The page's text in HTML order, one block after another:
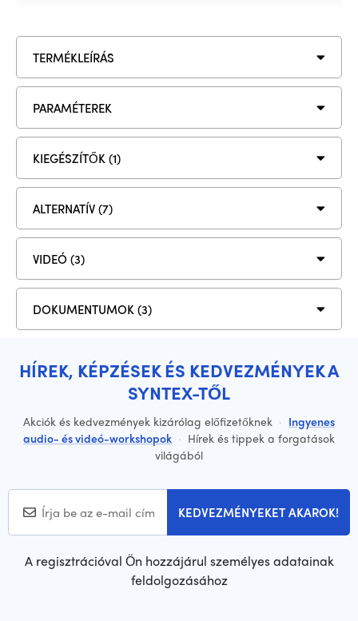
TERMÉKLEÍRÁS
PARAMÉTEREK
KIEGÉSZÍTŐK (1)
ALTERNATÍV (7)
VIDEÓ (3)
DOKUMENTUMOK (3)
HÍREK, KÉPZÉSEK ÉS KEDVEZMÉNYEK A
SYNTEX-TŐL
Akciók és kedvezmények kizárólag előfizetőknek · Ingyenes
audio- és videó-workshopok · Hírek és tippek a forgatások
világából
KEDVEZMÉNYEKET AKAROK!
A regisztrációval Ön hozzájárul személyes adatainak
feldolgozásához